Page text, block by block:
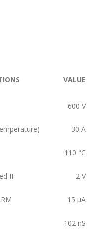
VALUE
600 V
30 A
110 °C
IF 2 V
15 μA
102 nS